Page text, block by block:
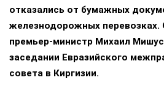
отказались от бумажных
железнодорожных перевозках.
премьер-министр Михаил
заседании Евразийского
совета в Киргизии.